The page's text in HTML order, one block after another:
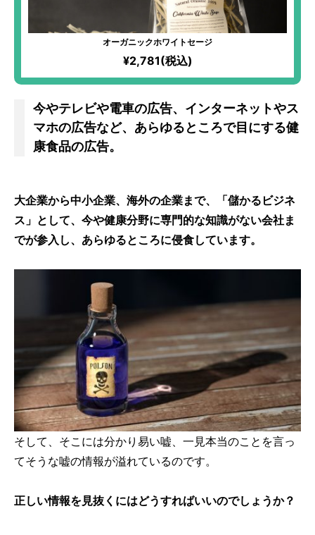
オーガニックホワイトセージ
¥2,781(税込)
今やテレビや電車の広告、インターネットやス
マホの広告など、あらゆるところで目にする健
康食品の広告。
大企業から中小企業、海外の企業まで、「儲かるビジネ
ス」として、今や健康分野に専門的な知識がない会社ま
でが参入し、あらゆるところに侵食しています。
そして、そこには分かり易い嘘、一見本当のことを言っ
てそうな嘘の情報が溢れているのです。
正しい情報を見抜くにはどうすればいいのでしょうか？